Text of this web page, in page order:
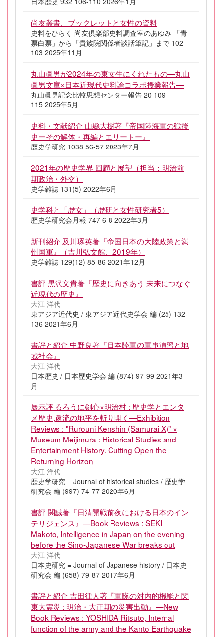
尚友叢書、ブックレットと女性の資料
史料をひらく 尚友倶楽部史料調査室のあゆみ 「青
票白票」から「貴族院関係者談話筆記」まで 102-
103 2025年11月
丸山眞男が2024年の東女生にくれたもの―丸山
眞男文庫×日本近現代史料論コラボ授業報告―
丸山眞男記念比較思想センター報告 20 109-
115 2025年5月
史料・文献紹介 山縣大樹著『帝国陸海軍の戦後
史ーその解体・再編とエリートー』
歴史学研究 1038 56-57 2023年7月
2021年の歴史学界 回顧と展望（担当：明治前
期政治・外交）
史学雑誌 131(5) 2022年6月
史学科と「歴女」（歴研と女性研究者5）
歴史学研究会月報 747 6-8 2022年3月
新刊紹介 及川琢英著『帝国日本の大陸政策と満
州国軍』（吉川弘文館、2019年）
史学雑誌 129(12) 85-86 2021年12月
書評 黒沢文貴著『歴史に向きあう 未来につなぐ
近現代の歴史』
大江 洋代
東アジア近代史 / 東アジア近代史学会 編 (25) 132-
136 2021年6月
書評と紹介 中野良著『日本陸軍の軍事演習と地
域社会』
大江 洋代
日本歴史 / 日本歴史学会 編 (874) 97-99 2021年3
月
展示評 るろうに剣心×明治村 : 歴史学とエンタ
メ歴史,還流の地平を斬り開く—Exhibition
Reviews : "Rurouni Kenshin (Samurai X)" ×
Museum Meijimura : Historical Studies and
Entertainment History. Cutting Open the
Returning Horizon
大江 洋代
歴史学研究 = Journal of historical studies / 歴史学
研究会 編 (997) 74-77 2020年6月
書評 関誠著『日清開戦前夜における日本のイン
テリジェンス』—Book Reviews : SEKI
Makoto, Intelligence in Japan on the evening
before the Sino-Japanese War breaks out
大江 洋代
日本史研究 = Journal of Japanese history / 日本史
研究会 編 (658) 79-87 2017年6月
書評と紹介 吉田律人著『軍隊の対内的機能と関
東大震災 : 明治・大正期の災害出動』—New
Book Reviews : YOSHIDA Ritsuto, Internal
function of the army and the Kanto Earthquake